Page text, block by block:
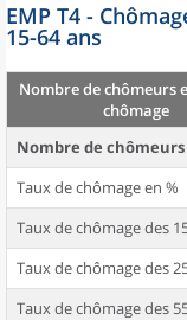
EMP T4 -
15-64 ans
Nombre de chômeurs
chômage
Nombre de chômeurs
Taux de chômage en %
Taux de chômage des
Taux de chômage des
Taux de chômage des